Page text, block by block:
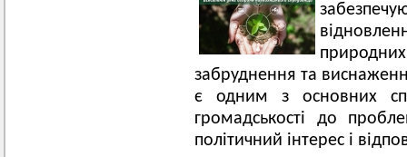
забруднення та
є одним з основних
громадськості до
політичний інтерес і